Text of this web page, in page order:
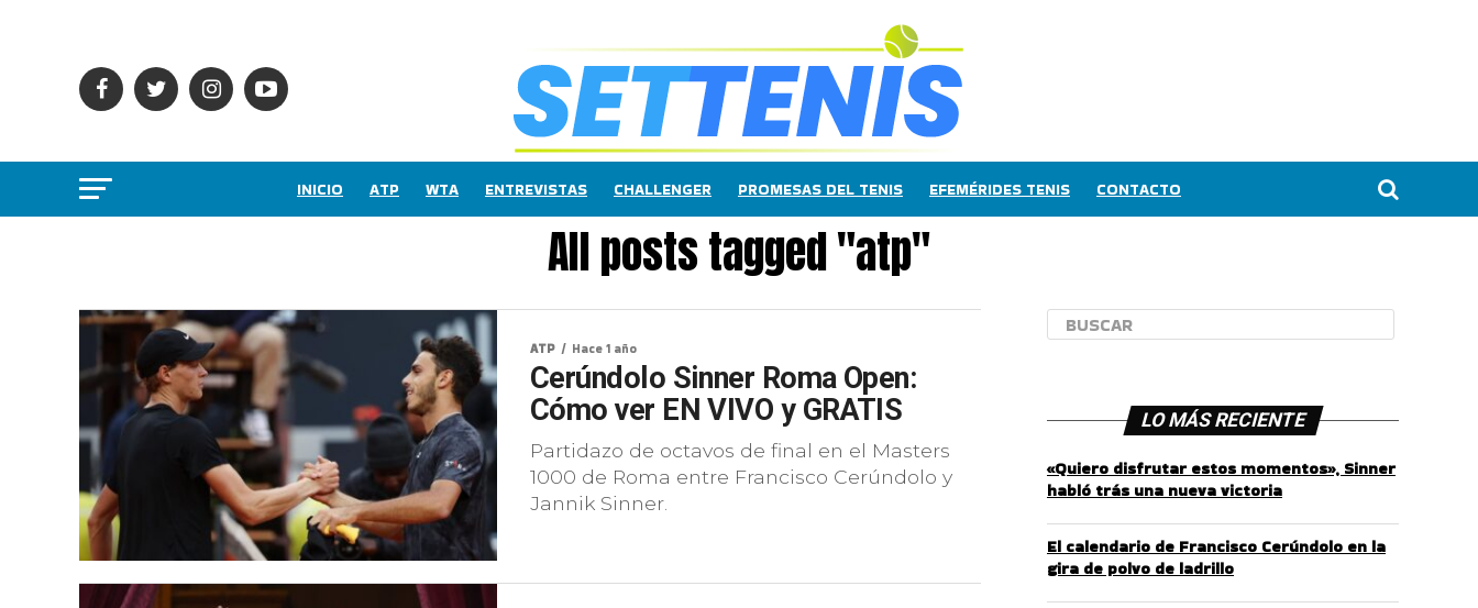
INICIO ATP WTA ENTREVISTAS CHALLENGER PROMESAS DEL TENIS EFEMÉRIDES TENIS CONTACTO
All posts tagged "atp"
ATP Hace 1 año
Cerúndolo Sinner Roma Open:
Cómo ver EN VIVO y GRATIS
Partidazo de octavos de final en el Masters
1000 de Roma entre Francisco Cerúndolo y
Jannik Sinner.
LO MÁS RECIENTE
«Quiero disfrutar estos momentos», Sinner
habló trás una nueva victoria
El calendario de Francisco Cerúndolo en la
gira de polvo de ladrillo